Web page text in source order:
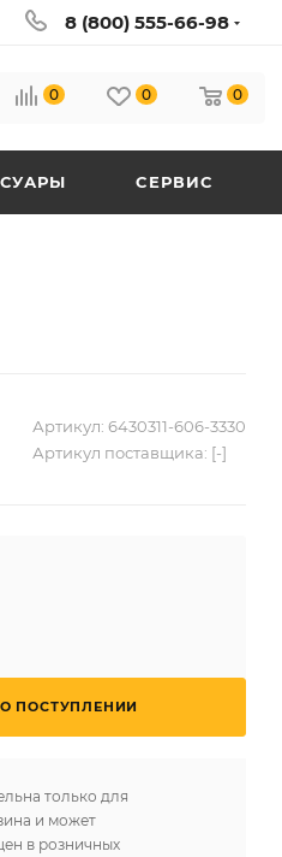
8 (800) 555-66-98
0 0 0
СЕРВИС
Артикул: 6430311-606-3330
Артикул поставщика: [-]
ПОСТУПЛЕНИИ
только для
и может
в розничных